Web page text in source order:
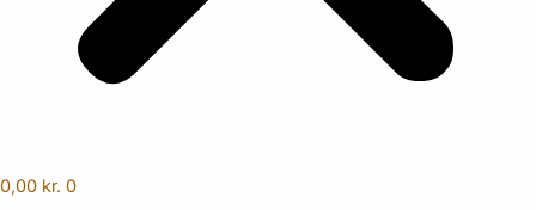
0,00 kr. 0